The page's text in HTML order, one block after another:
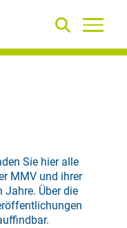
Sie hier alle
MMV und ihrer
Jahre. Über die